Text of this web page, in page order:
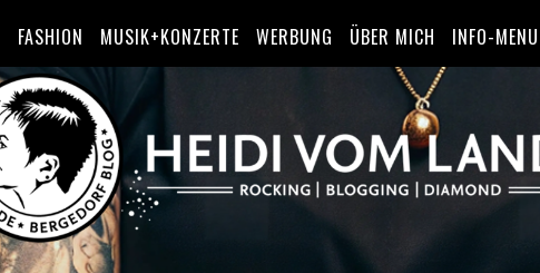
FASHION MUSIK+KONZERTE WERBUNG ÜBER MICH INFO-